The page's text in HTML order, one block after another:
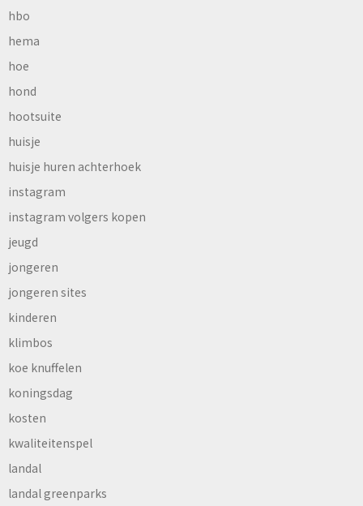
hbo
hema
hoe
hond
hootsuite
huisje
huisje huren achterhoek
instagram
instagram volgers kopen
jeugd
jongeren
jongeren sites
kinderen
klimbos
koe knuffelen
koningsdag
kosten
kwaliteitenspel
landal
landal greenparks